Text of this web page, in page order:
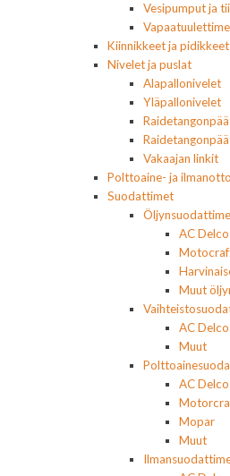
Vesipumput ja
Kiinnikkeet ja pidikkeet
Nivelet ja puslat
Alapallonivelet
Yläpallonivelet
Vakaajan linkit
Polttoaine- ja
Suodattimet
AC Delco
Muut
AC Delco
Muut
AC Delco
Mopar
Muut